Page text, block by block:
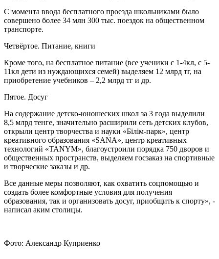
С момента ввода бесплатного проезда школьниками было
совершено более 34 млн 300 тыс. поездок на общественном
транспорте.
Четвёртое. Питание, книги
Кроме того, на бесплатное питание (все ученики с 1-4кл, с 5-
11кл дети из нуждающихся семей) выделяем 12 млрд тг, на
приобретение учебников – 2,2 млрд тг и др.
Пятое. Досуг
На содержание детско-юношеских школ за 3 года выделили
8,5 млрд тенге, значительно расширили сеть детских клубов,
открыли центр творчества и науки «Білім-парк», центр
креативного образования «SANA», центр креативных
технологий «TANYM», благоустроили порядка 750 дворов и
общественных пространств, выделяем госзаказ на спортивные
и творческие заказы и др.
Все данные меры позволяют, как охватить соцпомощью и
создать более комфортные условия для получения
образования, так и организовать досуг, приобщить к спорту», -
написал аким столицы.
Фото: Александр Куприенко